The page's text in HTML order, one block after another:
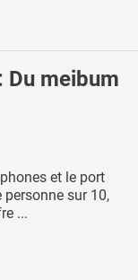
Du meibum
et le port
sur 10,
...